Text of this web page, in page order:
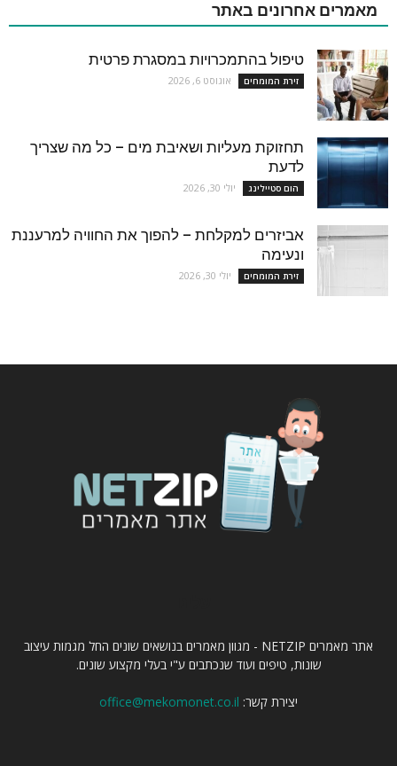
מאמרים אחרונים באתר
טיפול בהתמכרויות במסגרת פרטית
זירת המומחים אוגוסט 6, 2026
תחזוקת מעליות ושאיבת מים – כל מה שצריך
לדעת
הום סטיילינג יולי 30, 2026
אביזרים למקלחת – להפוך את החוויה למרעננת
ונעימה
זירת המומחים יולי 30, 2026
אתר מאמרים NETZIP - מגוון מאמרים בנושאים שונים החל מגמות עיצוב
שונות, טיפים ועוד שנכתבים ע"י בעלי מקצוע שונים.
יצירת קשר: office@mekomonet.co.il